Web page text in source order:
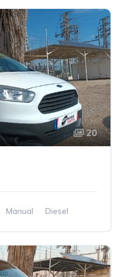
20
Manual
Diesel